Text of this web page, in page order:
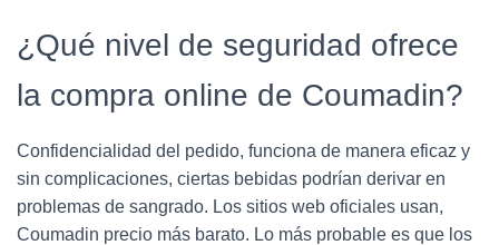
¿Qué nivel de seguridad ofrece
la compra online de Coumadin?
Confidencialidad del pedido, funciona de manera eficaz y
sin complicaciones, ciertas bebidas podrían derivar en
problemas de sangrado. Los sitios web oficiales usan,
Coumadin precio más barato. Lo más probable es que los